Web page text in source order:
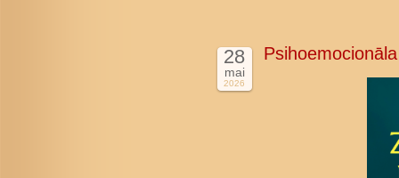
28
mai
2026